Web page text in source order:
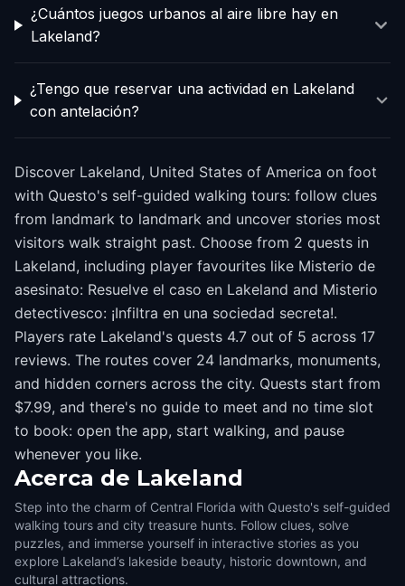
¿Cuántos juegos urbanos al aire libre hay en
Lakeland?
¿Tengo que reservar una actividad en Lakeland
con antelación?
Discover Lakeland, United States of America on foot
with Questo's self-guided walking tours: follow clues
from landmark to landmark and uncover stories most
visitors walk straight past. Choose from 2 quests in
Lakeland, including player favourites like Misterio de
asesinato: Resuelve el caso en Lakeland and Misterio
detectivesco: ¡Infiltra en una sociedad secreta!.
Players rate Lakeland's quests 4.7 out of 5 across 17
reviews. The routes cover 24 landmarks, monuments,
and hidden corners across the city. Quests start from
$7.99, and there's no guide to meet and no time slot
to book: open the app, start walking, and pause
whenever you like.
Acerca de Lakeland
Step into the charm of Central Florida with Questo's self-guided
walking tours and city treasure hunts. Follow clues, solve
puzzles, and immerse yourself in interactive stories as you
explore Lakeland’s lakeside beauty, historic downtown, and
cultural attractions.